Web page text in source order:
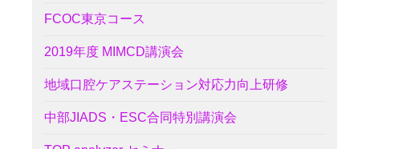
FCOC東京コース
2019年度 MIMCD講演会
地域口腔ケアステーション対応力向上研修
中部JIADS・ESC合同特別講演会